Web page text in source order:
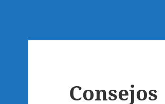
Consejos